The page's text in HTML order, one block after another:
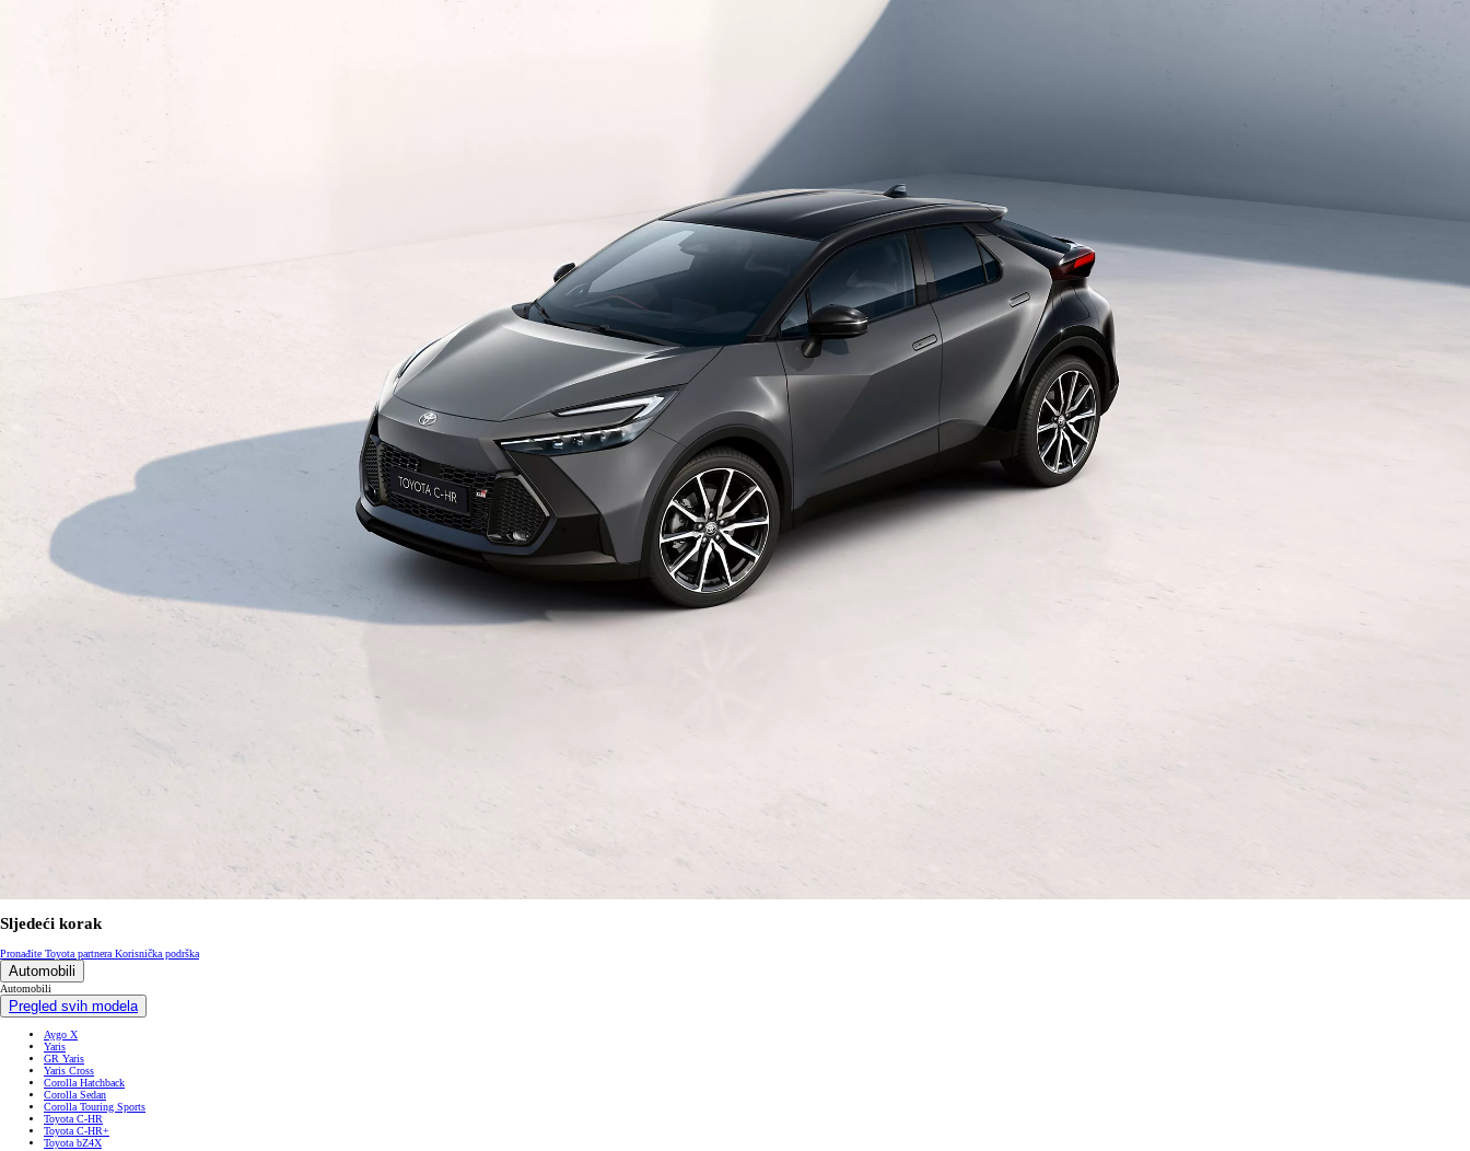
Sljedeći korak
Pronađite Toyota partnera Korisnička podrška
Automobili
Automobili
Pregled svih modela
Aygo X
Yaris
GR Yaris
Yaris Cross
Corolla Hatchback
Corolla Sedan
Corolla Touring Sports
Toyota C-HR
Toyota C-HR+
Toyota bZ4X